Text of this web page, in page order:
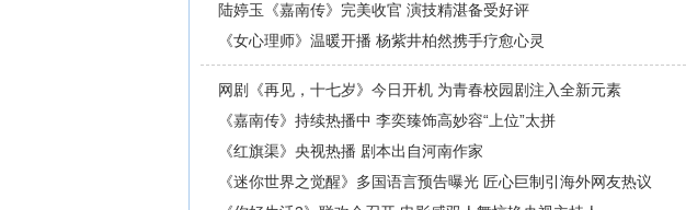
陆婷玉《嘉南传》完美收官 演技精湛备受好评
《女心理师》温暖开播 杨紫井柏然携手疗愈心灵
网剧《再见，十七岁》今日开机 为青春校园剧注入全新元素
《嘉南传》持续热播中 李奕臻饰高妙容“上位”太拼
《红旗渠》央视热播 剧本出自河南作家
《迷你世界之觉醒》多国语言预告曝光 匠心巨制引海外网友热议